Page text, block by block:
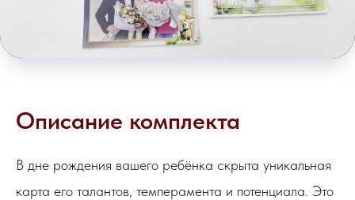
Описание комплекта
В дне рождения вашего ребёнка скрыта уникальная
карта его талантов, темперамента и потенциала. Это